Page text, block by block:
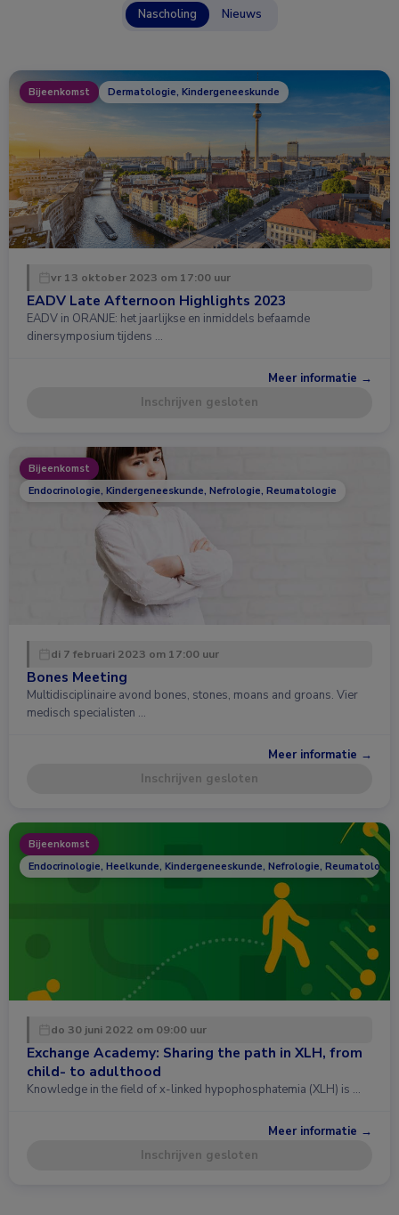
Nascholing Nieuws
Bijeenkomst Dermatologie, Kindergeneeskunde
vr 13 oktober 2023 om 17:00 uur
EADV Late Afternoon Highlights 2023
EADV in ORANJE: het jaarlijkse en inmiddels befaamde
dinersymposium tijdens …
Meer informatie →
Inschrijven gesloten
Bijeenkomst
Endocrinologie, Kindergeneeskunde, Nefrologie, Reumatologie
di 7 februari 2023 om 17:00 uur
Bones Meeting
Multidisciplinaire avond bones, stones, moans and groans. Vier
medisch specialisten …
Meer informatie →
Inschrijven gesloten
Bijeenkomst
Endocrinologie, Heelkunde, Kindergeneeskunde, Nefrologie, Reumatologie
do 30 juni 2022 om 09:00 uur
Exchange Academy: Sharing the path in XLH, from
child- to adulthood
Knowledge in the field of x-linked hypophosphatemia (XLH) is …
Meer informatie →
Inschrijven gesloten